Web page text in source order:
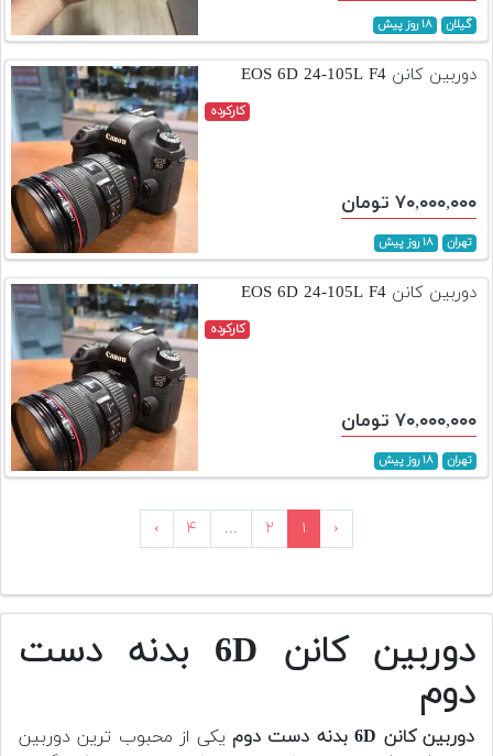
گیلان ۱۸ روز پیش
دوربین کانن EOS 6D 24-105L F4
کارکرده
۷۰,۰۰۰,۰۰۰ تومان
تهران ۱۸ روز پیش
دوربین کانن EOS 6D 24-105L F4
کارکرده
۷۰,۰۰۰,۰۰۰ تومان
تهران ۱۸ روز پیش
‹ ۱ ۲ ... ۴ ›
دوربین کانن 6D بدنه دست
دوم
دوربین کانن 6D بدنه دست دوم
یکی از محبوب ترین دوربین